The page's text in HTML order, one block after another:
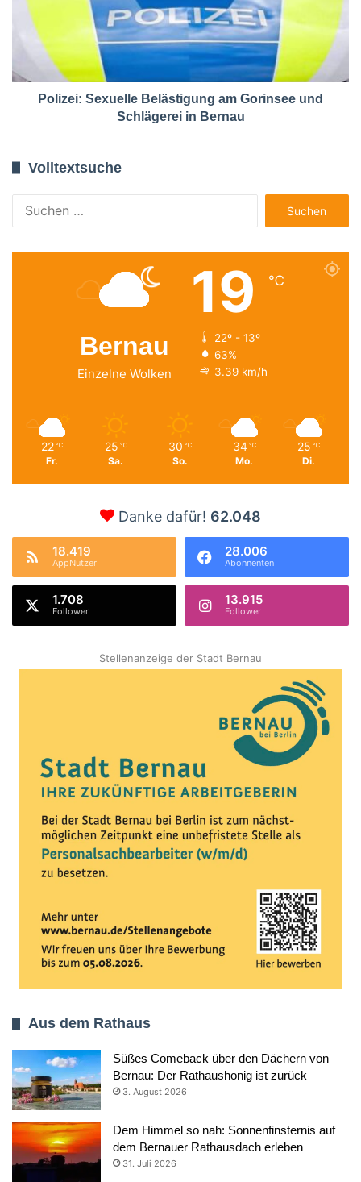
Polizei: Sexuelle Belästigung am Gorinsee und
Schlägerei in Bernau
Volltextsuche
nach:
Bernau
Einzelne Wolken
19 ℃
22º - 13º
63%
3.39 km/h
22 ℃
Fr.
25 ℃
Sa.
30 ℃
So.
34 ℃
Mo.
25 ℃
Di.
Danke dafür! 62.048
18.419
AppNutzer
28.006
Abonnenten
1.708
Follower
13.915
Follower
Stellenanzeige der Stadt Bernau
Aus dem Rathaus
Süßes Comeback über den Dächern von
Bernau: Der Rathaushonig ist zurück
3. August 2026
Dem Himmel so nah: Sonnenfinsternis auf
dem Bernauer Rathausdach erleben
31. Juli 2026